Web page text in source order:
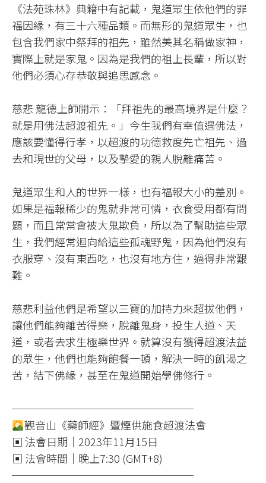
《法苑珠林》典籍中有記載，鬼道眾生依他們的罪
福因緣，有三十六種品類。而無形的鬼道眾生，也
包含我們家中祭拜的祖先，雖然美其名稱做家神，
實際上就是家鬼。因為是我們的祖上長輩，所以對
他們必須心存恭敬與追思感念。
慈悲 龍德上師開示：「拜祖先的最高境界是什麼？
就是用佛法超渡祖先。」今生我們有幸值遇佛法，
應該要懂得行孝，以超渡的功德救度先亡祖先、過
去和現世的父母，以及摰愛的親人脫離痛苦。
鬼道眾生和人的世界一樣，也有福報大小的差別。
如果是福報稀少的鬼就非常可憐，衣食受用都有問
題，而且常常會被大鬼欺負，所以為了幫助這些眾
生，我們經常迴向給這些孤魂野鬼，因為他們沒有
衣服穿、沒有東西吃，也沒有地方住，過得非常艱
難。
慈悲利益他們是希望以三寶的加持力來超拔他們，
讓他們能夠離苦得樂，脫離鬼身，投生人道、天
道，或者去求生極樂世界。就算沒有獲得超渡法益
的眾生，他們也能夠飽餐一頓，解決一時的飢渴之
苦，結下佛緣，甚至在鬼道開始學佛修行。
─────────────────
觀音山《藥師經》暨煙供施食超渡法會
▣ 法會日期｜2023年11月15日
▣ 法會時間｜晚上7:30 (GMT+8)
─────────────────